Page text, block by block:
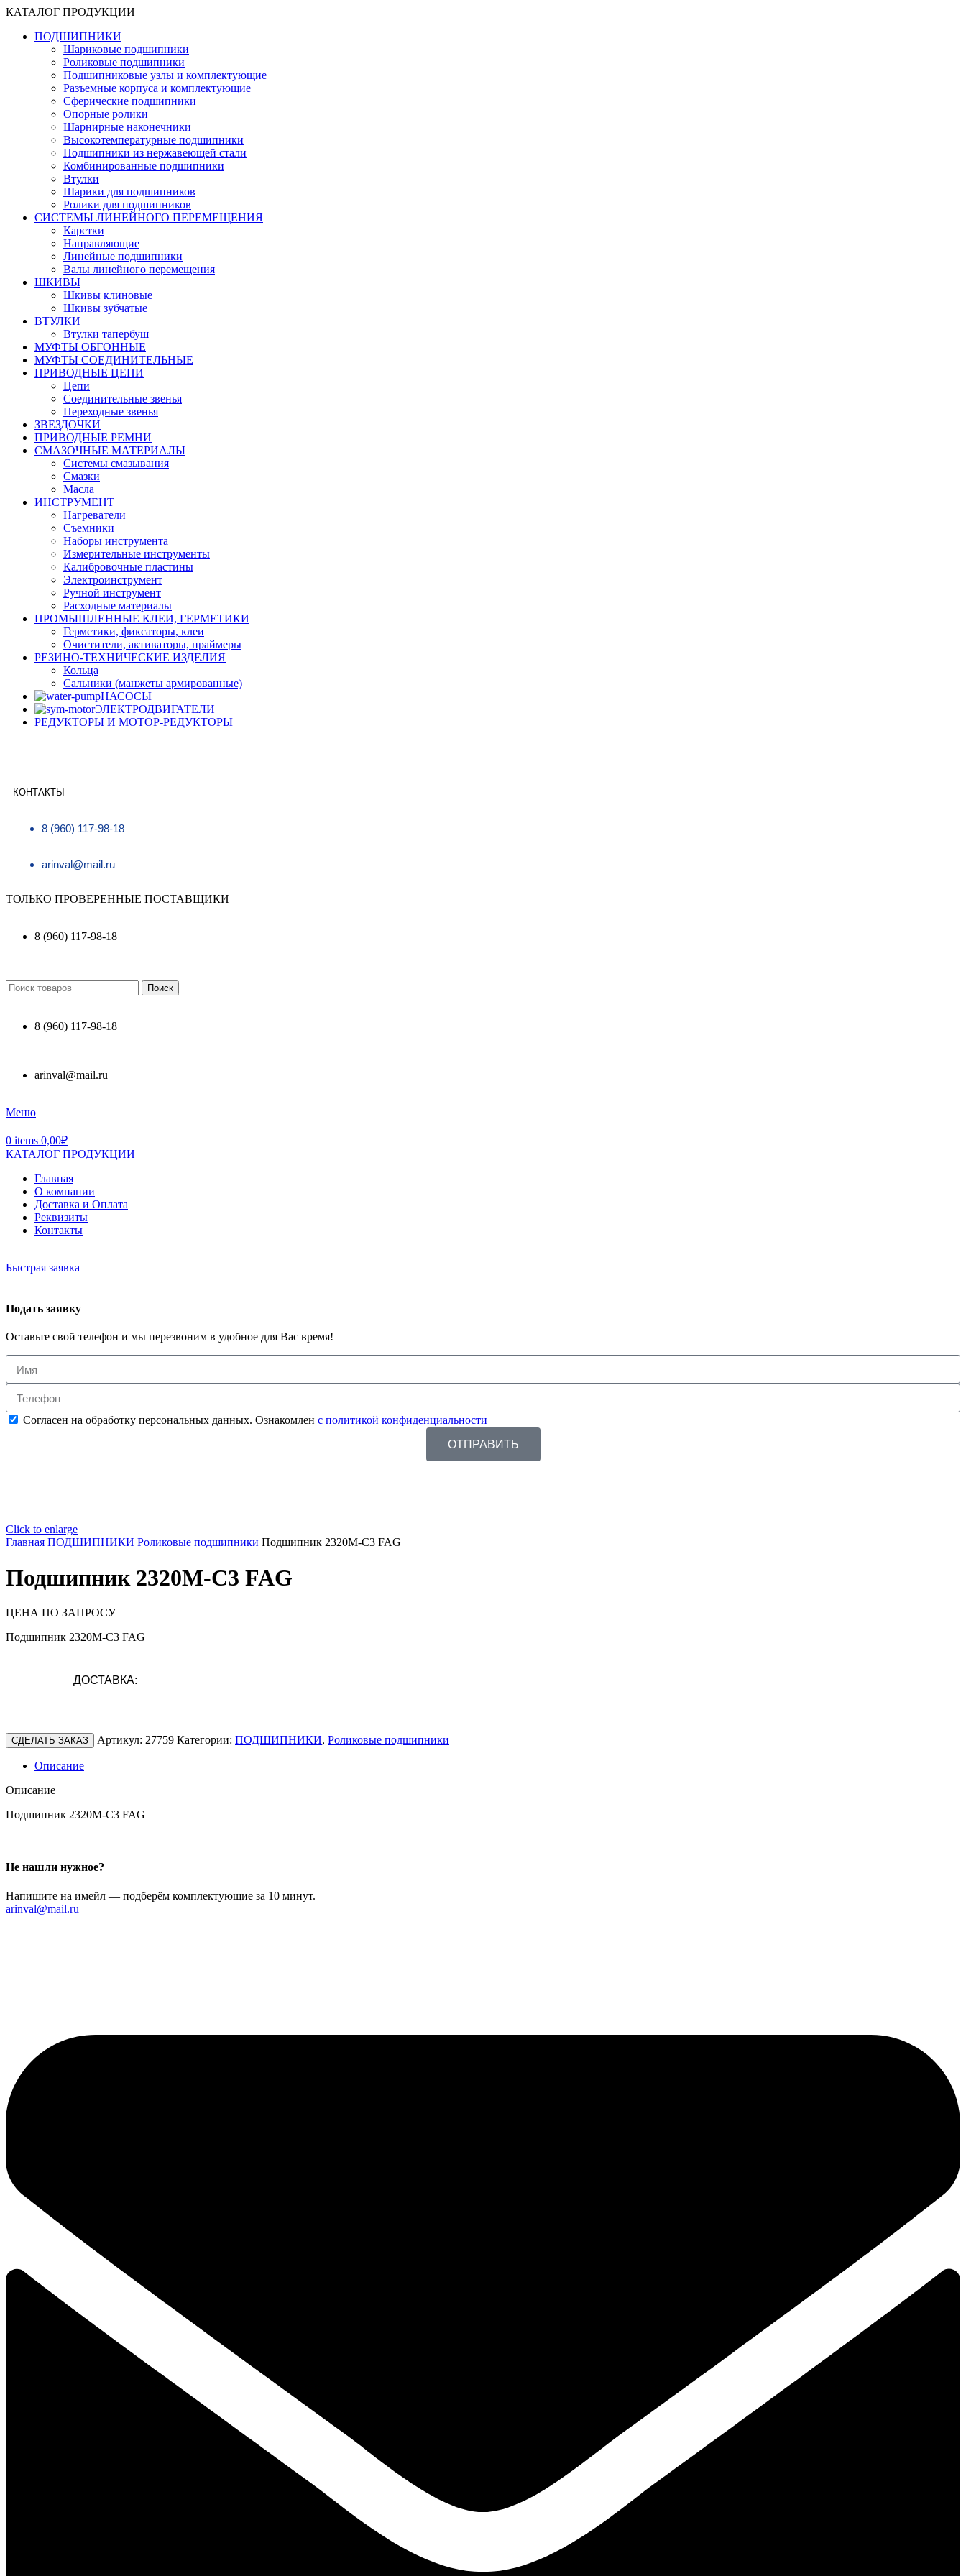
КАТАЛОГ ПРОДУКЦИИ
ПОДШИПНИКИ
Шариковые подшипники
Роликовые подшипники
Подшипниковые узлы и комплектующие
Разъемные корпуса и комплектующие
Сферические подшипники
Опорные ролики
Шарнирные наконечники
Высокотемпературные подшипники
Подшипники из нержавеющей стали
Комбинированные подшипники
Втулки
Шарики для подшипников
Ролики для подшипников
СИСТЕМЫ ЛИНЕЙНОГО ПЕРЕМЕЩЕНИЯ
Каретки
Направляющие
Линейные подшипники
Валы линейного перемещения
ШКИВЫ
Шкивы клиновые
Шкивы зубчатые
ВТУЛКИ
Втулки тапербуш
МУФТЫ ОБГОННЫЕ
МУФТЫ СОЕДИНИТЕЛЬНЫЕ
ПРИВОДНЫЕ ЦЕПИ
Цепи
Соединительные звенья
Переходные звенья
ЗВЕЗДОЧКИ
ПРИВОДНЫЕ РЕМНИ
СМАЗОЧНЫЕ МАТЕРИАЛЫ
Системы смазывания
Смазки
Масла
ИНСТРУМЕНТ
Нагреватели
Съемники
Наборы инструмента
Измерительные инструменты
Калибровочные пластины
Электроинструмент
Ручной инструмент
Расходные материалы
ПРОМЫШЛЕННЫЕ КЛЕИ, ГЕРМЕТИКИ
Герметики, фиксаторы, клеи
Очистители, активаторы, праймеры
РЕЗИНО-ТЕХНИЧЕСКИЕ ИЗДЕЛИЯ
Кольца
Сальники (манжеты армированные)
НАСОСЫ
ЭЛЕКТРОДВИГАТЕЛИ
РЕДУКТОРЫ И МОТОР-РЕДУКТОРЫ
КОНТАКТЫ
8 (960) 117-98-18
arinval@mail.ru
ТОЛЬКО ПРОВЕРЕННЫЕ ПОСТАВЩИКИ
8 (960) 117-98-18
Поиск
8 (960) 117-98-18
arinval@mail.ru
Меню
0 items 0,00₽
КАТАЛОГ ПРОДУКЦИИ
Главная
О компании
Доставка и Оплата
Реквизиты
Контакты
Быстрая заявка
Подать заявку
Оставьте свой телефон и мы перезвоним в удобное для Вас время!
Согласен на обработку персональных данных. Ознакомлен с политикой конфиденциальности
ОТПРАВИТЬ
Click to enlarge
Главная ПОДШИПНИКИ Роликовые подшипники Подшипник 2320M-C3 FAG
Подшипник 2320M-C3 FAG
ЦЕНА ПО ЗАПРОСУ
Подшипник 2320M-C3 FAG
ДОСТАВКА:
СДЕЛАТЬ ЗАКАЗ Артикул: 27759 Категории: ПОДШИПНИКИ, Роликовые подшипники
Описание
Описание
Подшипник 2320M-C3 FAG
Не нашли нужное?
Напишите на имейл — подберём комплектующие за 10 минут.
arinval@mail.ru